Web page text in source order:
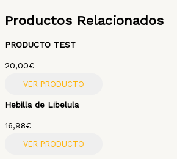
Productos Relacionados
PRODUCTO TEST
20,00€
VER PRODUCTO
Hebilla de Libelula
16,98€
VER PRODUCTO